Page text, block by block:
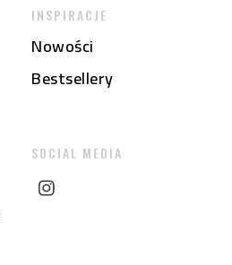
INSPIRACJE
Nowości
Bestsellery
SOCIAL MEDIA